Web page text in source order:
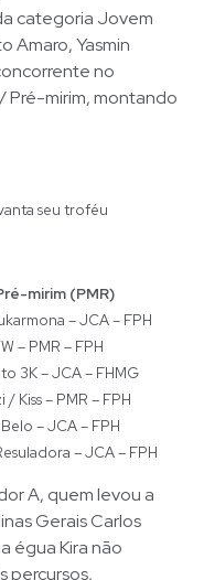
categoria Jovem
Amaro, Yasmin
no
Pré-mirim, montando
seu troféu
mirim (PMR)
– JCA – FPH
– PMR – FPH
3K – JCA – FHMG
Kiss – PMR – FPH
– JCA – FPH
– JCA – FPH
A, quem levou a
Gerais Carlos
égua Kira não
percursos,